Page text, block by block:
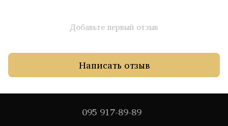
Добавьте первый отзыв
Написать отзыв
095 917-89-89